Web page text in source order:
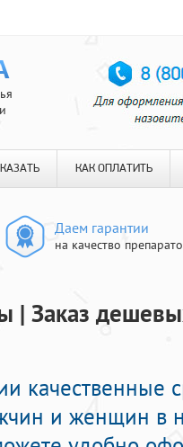
КАК ОПЛАТИТЬ
Даем гарантии
на качество
| Заказ
качественные
и женщин в